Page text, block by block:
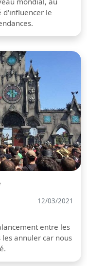
d'influencer le
12/03/2021
entre les
annuler car nous